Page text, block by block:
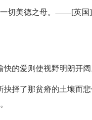
切美德之母。——[英国
的爱则使视野明朗开阔
抉择了那贫瘠的土壤而